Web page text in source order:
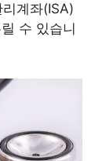
계좌(ISA)
수 있습니